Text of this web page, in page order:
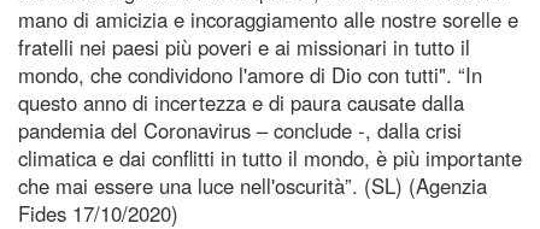
mano di amicizia e incoraggiamento alle nostre sorelle e
fratelli nei paesi più poveri e ai missionari in tutto il
mondo, che condividono l'amore di Dio con tutti". “In
questo anno di incertezza e di paura causate dalla
pandemia del Coronavirus – conclude -, dalla crisi
climatica e dai conflitti in tutto il mondo, è più importante
che mai essere una luce nell'oscurità”. (SL) (Agenzia
Fides 17/10/2020)